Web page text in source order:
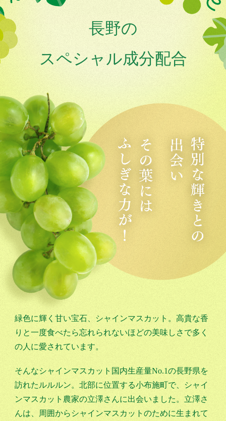
長野の
スペシャル成分配合
緑色に輝く甘い宝石、シャインマスカット。高貴な香
りと一度食べたら忘れられないほどの美味しさで多く
の人に愛されています。
そんなシャインマスカット国内生産量No.1の長野県を
訪れたルルルン。北部に位置する小布施町で、シャイ
ンマスカット農家の立澤さんに出会いました。立澤さ
んは、周囲からシャインマスカットのために生まれて